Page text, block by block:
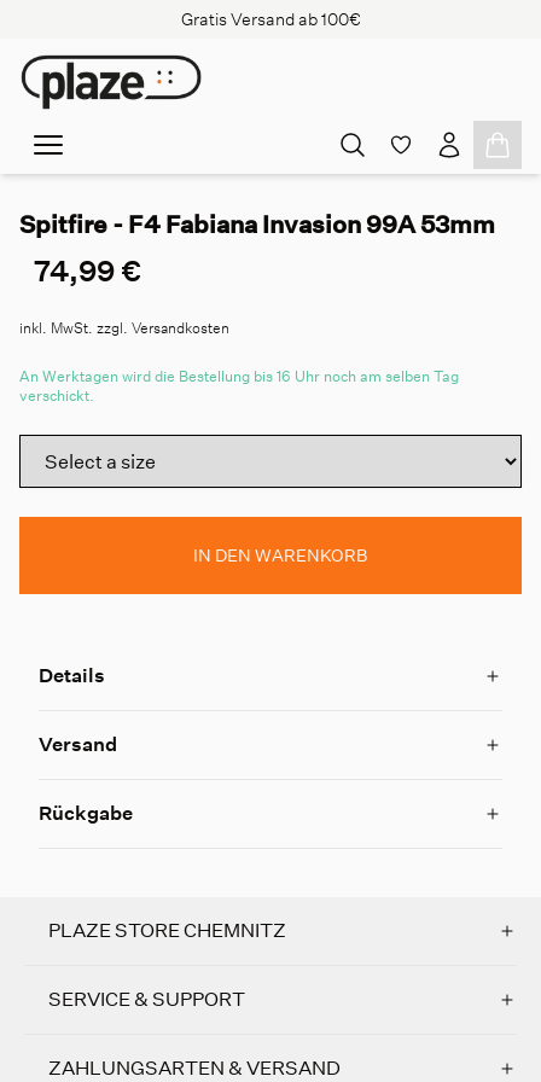
Gratis Versand ab 100€
Spitfire - F4 Fabiana Invasion 99A 53mm
74,99 €
inkl. MwSt. zzgl. Versandkosten
An Werktagen wird die Bestellung bis 16 Uhr noch am selben Tag
verschickt.
IN DEN WARENKORB
Details
Versand
Rückgabe
PLAZE STORE CHEMNITZ
SERVICE & SUPPORT
ZAHLUNGSARTEN & VERSAND